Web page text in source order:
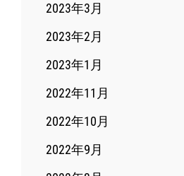
2023年3月
2023年2月
2023年1月
2022年11月
2022年10月
2022年9月